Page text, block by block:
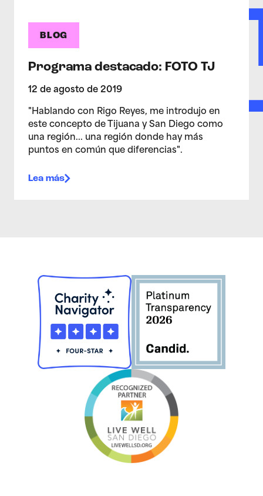
BLOG
Programa destacado: FOTO TJ
12 de agosto de 2019
"Hablando con Rigo Reyes, me introdujo en
este concepto de Tijuana y San Diego como
una región... una región donde hay más
puntos en común que diferencias".
Lea más